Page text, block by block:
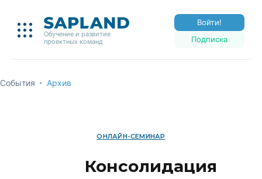
Обучение и развитие
проектных команд
Подписка
Войти!
События Архив
ОНЛАЙН-СЕМИНАР
Консолидация